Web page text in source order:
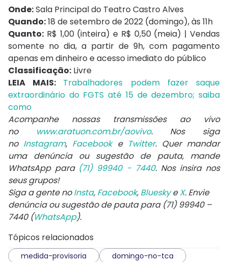
Onde:Sala Principal do Teatro Castro Alves
Quando:18 de setembro de 2022 (domingo), às 11h
Quanto: R$ 1,00 (inteira) e R$ 0,50 (meia) | Vendas
somente no dia, a partir de 9h, com pagamento
apenas em dinheiro e acesso imediato do público
Classificação: Livre
LEIA MAIS: Trabalhadores podem fazer saque
extraordinário do FGTS até 15 de dezembro; saiba
como
Acompanhe nossas transmissões ao vivo
no
www.aratuon.com.br/aovivo. Nos siga
no Instagram, Facebooke Twitter. Quer mandar
uma denúncia ou sugestão de pauta, mande
WhatsApp para (71) 99940 - 7440. Nos insira nos
seus grupos!
Siga a gente noInsta, Facebook, BlueskyeX. Envie
denúncia ou sugestão de pauta para (71) 99940 –
7440 (WhatsApp).
Tópicos relacionados
medida-provisoria
domingo-no-tca